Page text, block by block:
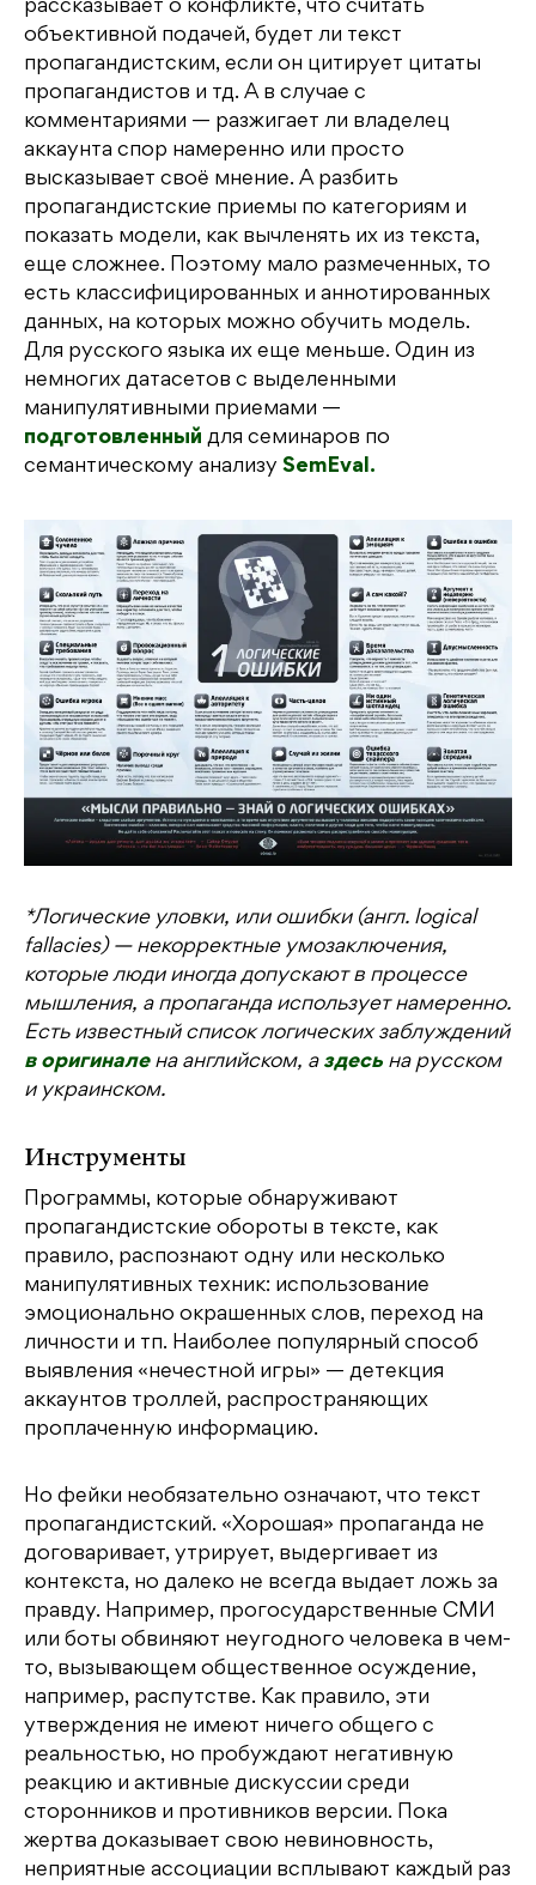
рассказывает о конфликте, что считать
объективной подачей, будет ли текст
пропагандистским, если он цитирует цитаты
пропагандистов и тд. А в случае с
комментариями — разжигает ли владелец
аккаунта спор намеренно или просто
высказывает своё мнение. А разбить
пропагандистские приемы по категориям и
показать модели, как вычленять их из текста,
еще сложнее. Поэтому мало размеченных, то
есть классифицированных и аннотированных
данных, на которых можно обучить модель.
Для русского языка их еще меньше. Один из
немногих датасетов с выделенными
манипулятивными приемами —
подготовленный для семинаров по
семантическому анализу SemEval.
*Логические уловки, или ошибки (англ. logical
fallacies) — некорректные умозаключения,
которые люди иногда допускают в процессе
мышления, а пропаганда использует намеренно.
Есть известный список логических заблуждений
в оригиналена английском, а здесь на русском
и украинском.
Инструменты
Программы, которые обнаруживают
пропагандистские обороты в тексте, как
правило, распознают одну или несколько
манипулятивных техник: использование
эмоционально окрашенных слов, переход на
личности и тп. Наиболее популярный способ
выявления «‎нечестной игры» — детекция
аккаунтов троллей, распространяющих
проплаченную информацию.
Но фейки необязательно означают, что текст
пропагандистский. «‎Хорошая» пропаганда не
договаривает, утрирует, выдергивает из
контекста, но далеко не всегда выдает ложь за
правду. Например, прогосударственные СМИ
или боты обвиняют неугодного человека в чем-
то, вызывающем общественное осуждение,
например, распутстве. Как правило, эти
утверждения не имеют ничего общего с
реальностью, но пробуждают негативную
реакцию и активные дискуссии среди
сторонников и противников версии. Пока
жертва доказывает свою невиновность,
неприятные ассоциации всплывают каждый раз